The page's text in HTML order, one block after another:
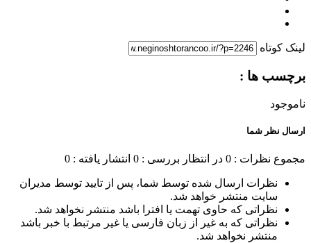
لینک کوتاه
برچسب ها :
ناموجود
ارسال نظر شما
مجموع نظرات : 0 در انتظار بررسی : 0 انتشار یافته : 0
نظرات ارسال شده توسط شما، پس از تایید توسط مدیران
سایت منتشر خواهد شد.
نظراتی که حاوی تهمت یا افترا باشد منتشر نخواهد شد.
نظراتی که به غیر از زبان فارسی یا غیر مرتبط با خبر باشد
منتشر نخواهد شد.